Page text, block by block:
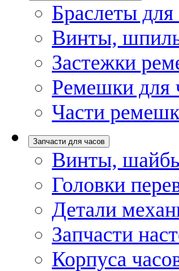
Браслеты для
Винты,
Застежки
Ремешки для
Части
Запчасти для часов
Винты,
Головки
Детали
Запчасти
Корпуса